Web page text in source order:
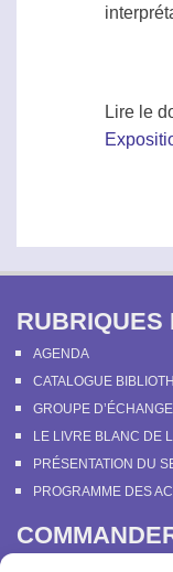
Lire le
RUBRIQUES
AGENDA
CATALOGUE
GROUPE
LE LIVRE BLANC DE
PRÉSENTATION DU
PROGRAMME DES